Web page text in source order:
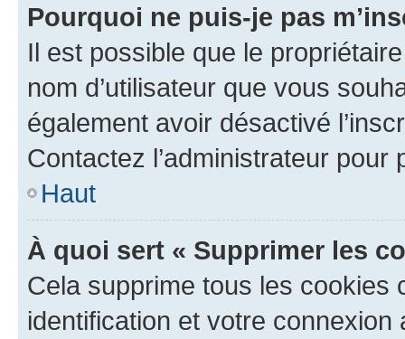
Pourquoi ne puis-je pas
Il est possible que le
nom d’utilisateur que vous
également avoir désactivé
Contactez l’administrateur
Haut
À quoi sert « Supprimer les
Cela supprime tous les cookies
identification et votre